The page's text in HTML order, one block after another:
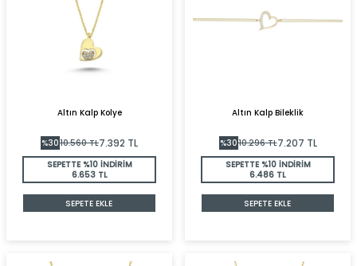
Altın Kalp Kolye
%3010.560TL7.392 TL
SEPETTE %10 İNDİRİM
6.653 TL
SEPETE EKLE
Altın Kalp Bileklik
%3010.296TL7.207 TL
SEPETTE %10 İNDİRİM
6.486 TL
SEPETE EKLE